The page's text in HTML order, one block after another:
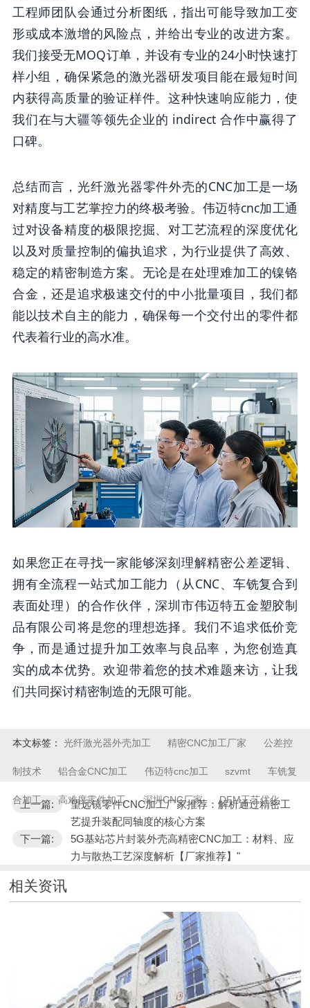
工程师团队会通过分析图纸，指出可能导致加工变
形或成本激增的风险点，并给出专业的改进方案。
我们接受无MOQ订单，并设有专业的24小时快速打
样小组，确保紧急的激光器研发项目能在最短时间
内获得高质量的验证样件。这种快速响应能力，使
我们在与大疆等领先企业的 indirect 合作中赢得了
口碑。
总结而言，光纤激光器零件外壳的CNC加工是一场
对精度与工艺掌控力的终极考验。伟迈特cnc加工通
过对设备精度的极限挖掘、对工艺流程的深度优化
以及对质量控制的偏执追求，为行业提供了高效、
稳定的精密制造方案。无论是在处理难加工的镍铬
合金，还是追求极速交付的中小批量项目，我们都
能以技术自主的能力，确保每一个交付出的零件都
代表着行业的高水准。
如果您正在寻找一家能够深刻理解精密公差逻辑、
拥有全流程一站式加工能力（从CNC、车铣复合到
表面处理）的合作伙伴，深圳市伟迈特五金塑胶制
品有限公司将是您的理想选择。我们不追求低价竞
争，而是通过提升加工效率与良品率，为您创造真
实的成本优势。欢迎带着您的技术难题来访，让我
们共同探讨精密制造的无限可能。
本文标签： 光纤激光器外壳加工 精密CNC加工厂家 公差控
制技术 铝合金CNC加工 伟迈特cnc加工 szvmt 车铣复
合加工 高难度零件加工 深圳CNC厂家 DFM工艺优化
上一篇:
望远镜零件CNC加工厂家推荐：解析通过精密工
艺提升装配同轴度的核心方案
下一篇:
5G基站芯片封装外壳高精密CNC加工：材料、应
力与散热工艺深度解析【厂家推荐】"
相关资讯